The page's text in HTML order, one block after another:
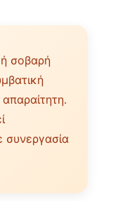
σοβαρή
συνεργασία